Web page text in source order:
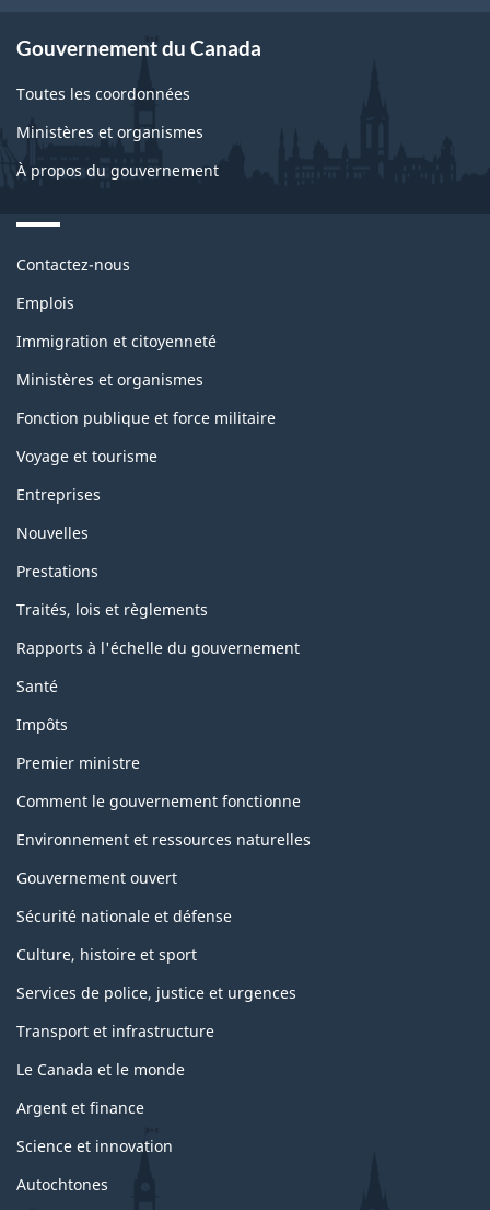
Gouvernement du Canada
Toutes les coordonnées
Ministères et organismes
À propos du gouvernement
Themes
topics
Contactez-nous
Emplois
Immigration et citoyenneté
Ministères et organismes
Fonction publique et force militaire
Voyage et tourisme
Entreprises
Nouvelles
Prestations
Traités, lois et règlements
Rapports à l'échelle du gouvernement
Santé
Impôts
Premier ministre
Comment le gouvernement fonctionne
Environnement et ressources naturelles
Gouvernement ouvert
Sécurité nationale et défense
Culture, histoire et sport
Services de police, justice et urgences
Transport et infrastructure
Le Canada et le monde
Argent et finance
Science et innovation
Autochtones